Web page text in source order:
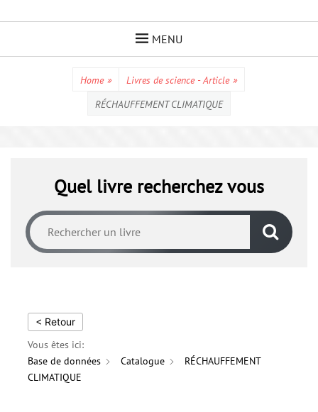
MENU
Home » Livres de science - Article »
RÉCHAUFFEMENT CLIMATIQUE
Quel livre recherchez vous
< Retour
Vous êtes ici:
Base de données
Catalogue
RÉCHAUFFEMENT
CLIMATIQUE